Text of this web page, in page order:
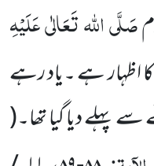
صَلَّی اللہ تَعَالٰی عَلَیْہِ
کا اظہار ہے ۔یاد رہے
پہلے دیا گیا تھا۔(